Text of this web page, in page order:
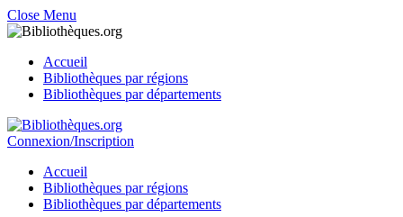
Close Menu
Accueil
Bibliothèques par régions
Bibliothèques par départements
Connexion/Inscription
Accueil
Bibliothèques par régions
Bibliothèques par départements